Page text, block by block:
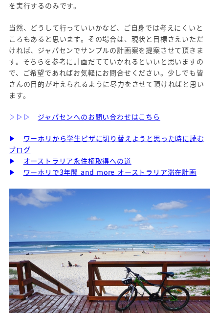
を実行するのみです。
当然、どうして行っていいかなど、ご自身では考えにくいと
ころもあると思います。その場合は、現状と目標さえいただ
ければ、ジャパセンでサンプルの計画案を提案させて頂きま
す。そちらを参考に計画だてていかれるといいと思いますの
で、ご希望であればお気軽にお問合せください。少しでも皆
さんの目的が叶えられるように尽力をさせて頂ければと思い
ます。
▷▷▷ ジャパセンへのお問い合わせはこちら
▶
ワーホリから学生ビザに切り替えようと思った時に読む
ブログ
▶
オーストラリア永住権取得への道
▶
ワーホリで3年間 and more オーストラリア滞在計画